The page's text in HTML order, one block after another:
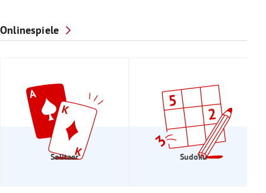
Onlinespiele
Solitaer Sudoku